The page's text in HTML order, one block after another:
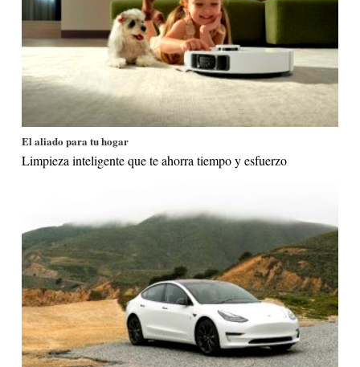
El aliado para tu hogar
Limpieza inteligente que te ahorra tiempo y esfuerzo